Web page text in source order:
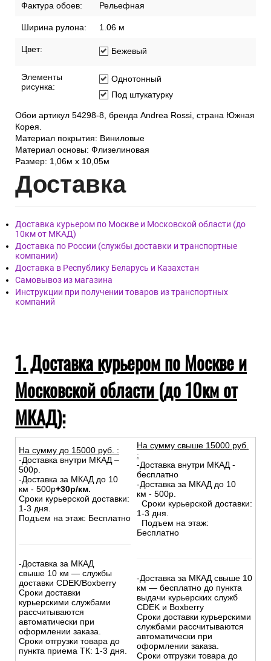
Фактура обоев: Рельефная
Ширина рулона: 1.06 м
Цвет: Бежевый
Элементы
рисунка:
Однотонный
Под штукатурку
Обои артикул 54298-8, бренда Andrea Rossi, страна Южная
Корея.
Материал покрытия: Виниловые
Материал основы: Флизелиновая
Размер: 1,06м х 10,05м
Доставка
Доставка курьером по Москве и Московской области (до
10км от МКАД)
Доставка по России (службы доставки и транспортные
компании)
Доставка в Республику Беларусь и Казахстан
Самовывоз из магазина
Инструкции при получении товаров из транспортных
компаний
1. Доставка курьером по Москве и
Московской области (до 10км от
МКАД):
На сумму до 15000 руб. :
-Доставка внутри МКАД –
500р.
-Доставка за МКАД до 10
км - 500р+30р/км.
Сроки курьерской доставки:
1-3 дня.
Подъем на этаж: Бесплатно
-Доставка за МКАД
свыше 10 км — службы
доставки CDEK/Boxberry
Сроки доставки
курьерскими службами
рассчитываются
автоматически при
оформлении заказа.
Сроки отгрузки товара до
пункта приема ТК: 1-3 дня.
На сумму свыше 15000 руб.
:
-Доставка внутри МКАД -
бесплатно
-Доставка за МКАД до 10
км - 500р.
Сроки курьерской доставки:
1-3 дня.
Подъем на этаж:
Бесплатно
-Доставка за МКАД свыше 10
км — бесплатно до пункта
выдачи курьерских служб
CDEK и Boxberry
Сроки доставки курьерскими
службами рассчитываются
автоматически при
оформлении заказа.
Сроки отгрузки товара до